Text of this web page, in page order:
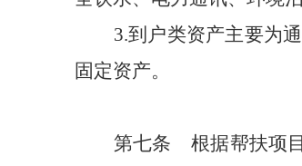
3.到户类资产主要为
固定资产。
第七条
根据帮扶项